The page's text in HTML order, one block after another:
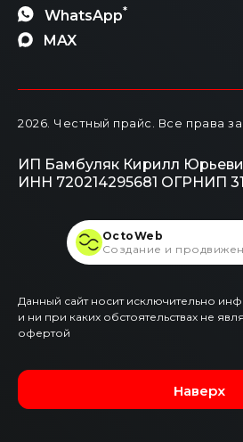
WhatsApp*
MAX
2026 . Честный прайс. Все права
ИП Бамбуляк Кирилл
ИНН 720214295681 ОГРНИП
Данный сайт носит исключительно
и ни при каких обстоятельствах не
офертой
Наверх
OctoWeb
Создание и